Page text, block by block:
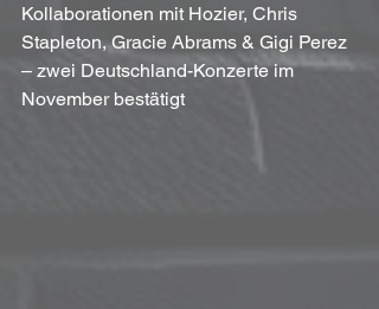
Kollaborationen mit Hozier, Chris
Stapleton, Gracie Abrams & Gigi Perez
– zwei Deutschland-Konzerte im
November bestätigt